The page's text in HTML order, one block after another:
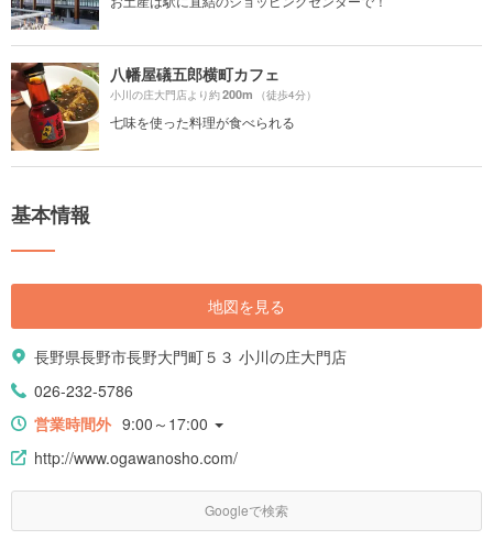
八幡屋礒五郎横町カフェ
小川の庄大門店より約200m （徒歩4分）
七味を使った料理が食べられる
基本情報
地図を見る
長野県長野市長野大門町５３ 小川の庄大門店
026-232-5786
営業時間外 9:00～17:00
http://www.ogawanosho.com/
Googleで検索